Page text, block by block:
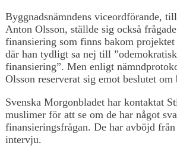
Byggnadsnämndens viceordförande,
Anton Olsson, ställde sig också
finansiering som finns bakom projektet
där han tydligt sa nej till
finansiering”. Men enligt
Olsson reserverat sig emot beslutet om
Svenska Morgonbladet har kontaktat
muslimer för att se om de har något
finansieringsfrågan. De har avböjd
intervju.